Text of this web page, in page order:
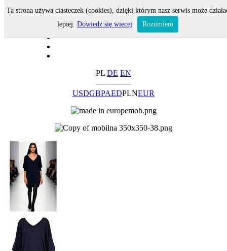
PL DE EN
USDGBPAEDPLNEUR
Ta strona używa ciasteczek (cookies), dzięki którym nasz serwis może
lepiej. Dowiedz się więcej Rozumiem